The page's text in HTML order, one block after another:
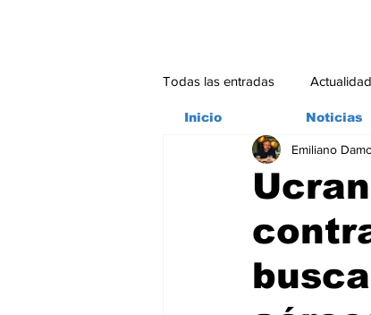
Todas las entradas
Ambiente
Emiliano
Inicio Noticias